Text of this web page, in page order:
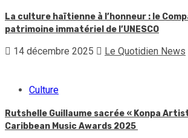
La culture haïtienne à l’honneur : le
patrimoine immatériel de l’UNESCO
14 décembre 2025 Le Quotidien News
Culture
Rutshelle Guillaume sacrée « Konpa
Caribbean Music Awards 2025